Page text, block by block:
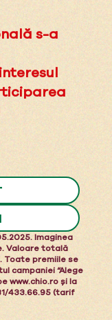
s-a
Imaginea
Valoare totală
Toate premiile se
campaniei “Alege
www.chio.ro și la
433.66.95 (tarif